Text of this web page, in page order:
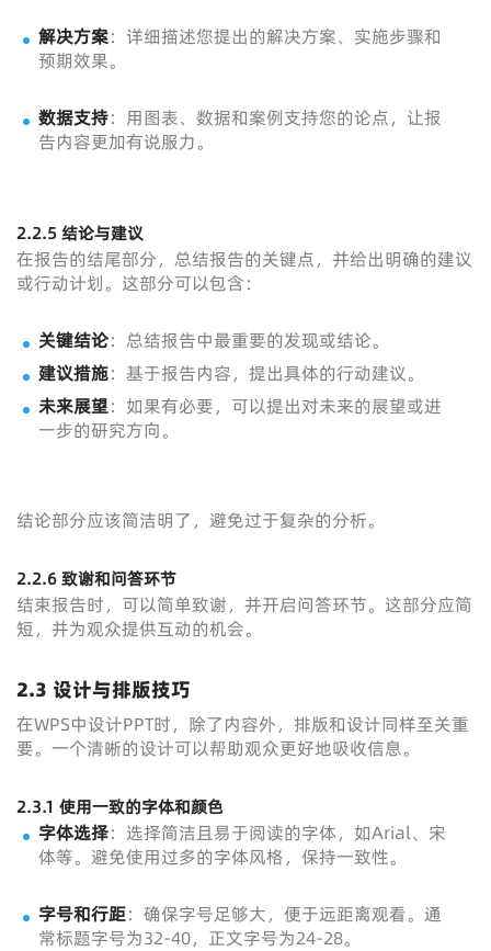
解决方案：详细描述您提出的解决方案、实施步骤和
预期效果。
数据支持：用图表、数据和案例支持您的论点，让报
告内容更加有说服力。
2.2.5 结论与建议
在报告的结尾部分，总结报告的关键点，并给出明确的建议
或行动计划。这部分可以包含：
关键结论：总结报告中最重要的发现或结论。
建议措施：基于报告内容，提出具体的行动建议。
未来展望：如果有必要，可以提出对未来的展望或进
一步的研究方向。
结论部分应该简洁明了，避免过于复杂的分析。
2.2.6 致谢和问答环节
结束报告时，可以简单致谢，并开启问答环节。这部分应简
短，并为观众提供互动的机会。
2.3 设计与排版技巧
在WPS中设计PPT时，除了内容外，排版和设计同样至关重
要。一个清晰的设计可以帮助观众更好地吸收信息。
2.3.1 使用一致的字体和颜色
字体选择：选择简洁且易于阅读的字体，如Arial、宋
体等。避免使用过多的字体风格，保持一致性。
字号和行距：确保字号足够大，便于远距离观看。通
常标题字号为32-40，正文字号为24-28。